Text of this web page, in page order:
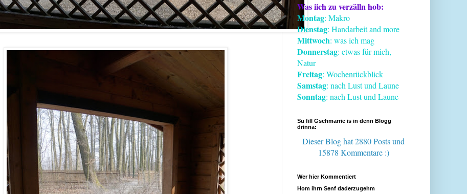
Was iich zu verzälln hob:
Montag: Makro
Dienstag: Handarbeit and more
Mittwoch: was ich mag
Donnerstag: etwas für mich,
Natur
Freitag: Wochenrückblick
Samstag: nach Lust und Laune
Sonntag: nach Lust und Laune
Su fill Gschmarrie is in denn Blogg
drinna:
Dieser Blog hat 2880 Postsund
15878 Kommentare :)
Wer hier Kommentiert
Hom ihrn Senf daderzugehm